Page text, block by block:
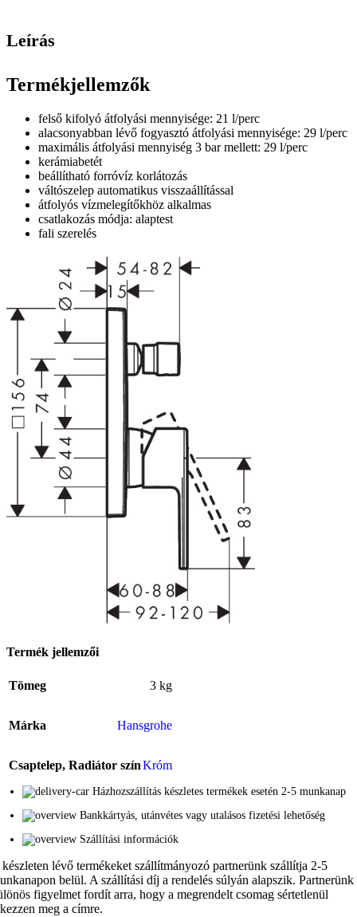
Leírás
Termékjellemzők
felső kifolyó átfolyási mennyisége: 21 l/perc
alacsonyabban lévő fogyasztó átfolyási mennyisége: 29 l/perc
maximális átfolyási mennyiség 3 bar mellett: 29 l/perc
kerámiabetét
beállítható forróvíz korlátozás
váltószelep automatikus visszaállítással
átfolyós vízmelegítőkhöz alkalmas
csatlakozás módja: alaptest
fali szerelés
Termék jellemzői
Tömeg 3 kg
Márka Hansgrohe
Csaptelep, Radiátor színKróm
Házhozszállítás készletes termékek esetén 2-5 munkanap
Bankkártyás, utánvétes vagy utalásos fizetési lehetőség
Szállítási információk
lévő termékeket szállítmányozó partnerünk szállítja 2-5
belül. A szállítási díj a rendelés súlyán alapszik. Partnerünk
figyelmet fordít arra, hogy a megrendelt csomag sértetlenül
meg a címre.